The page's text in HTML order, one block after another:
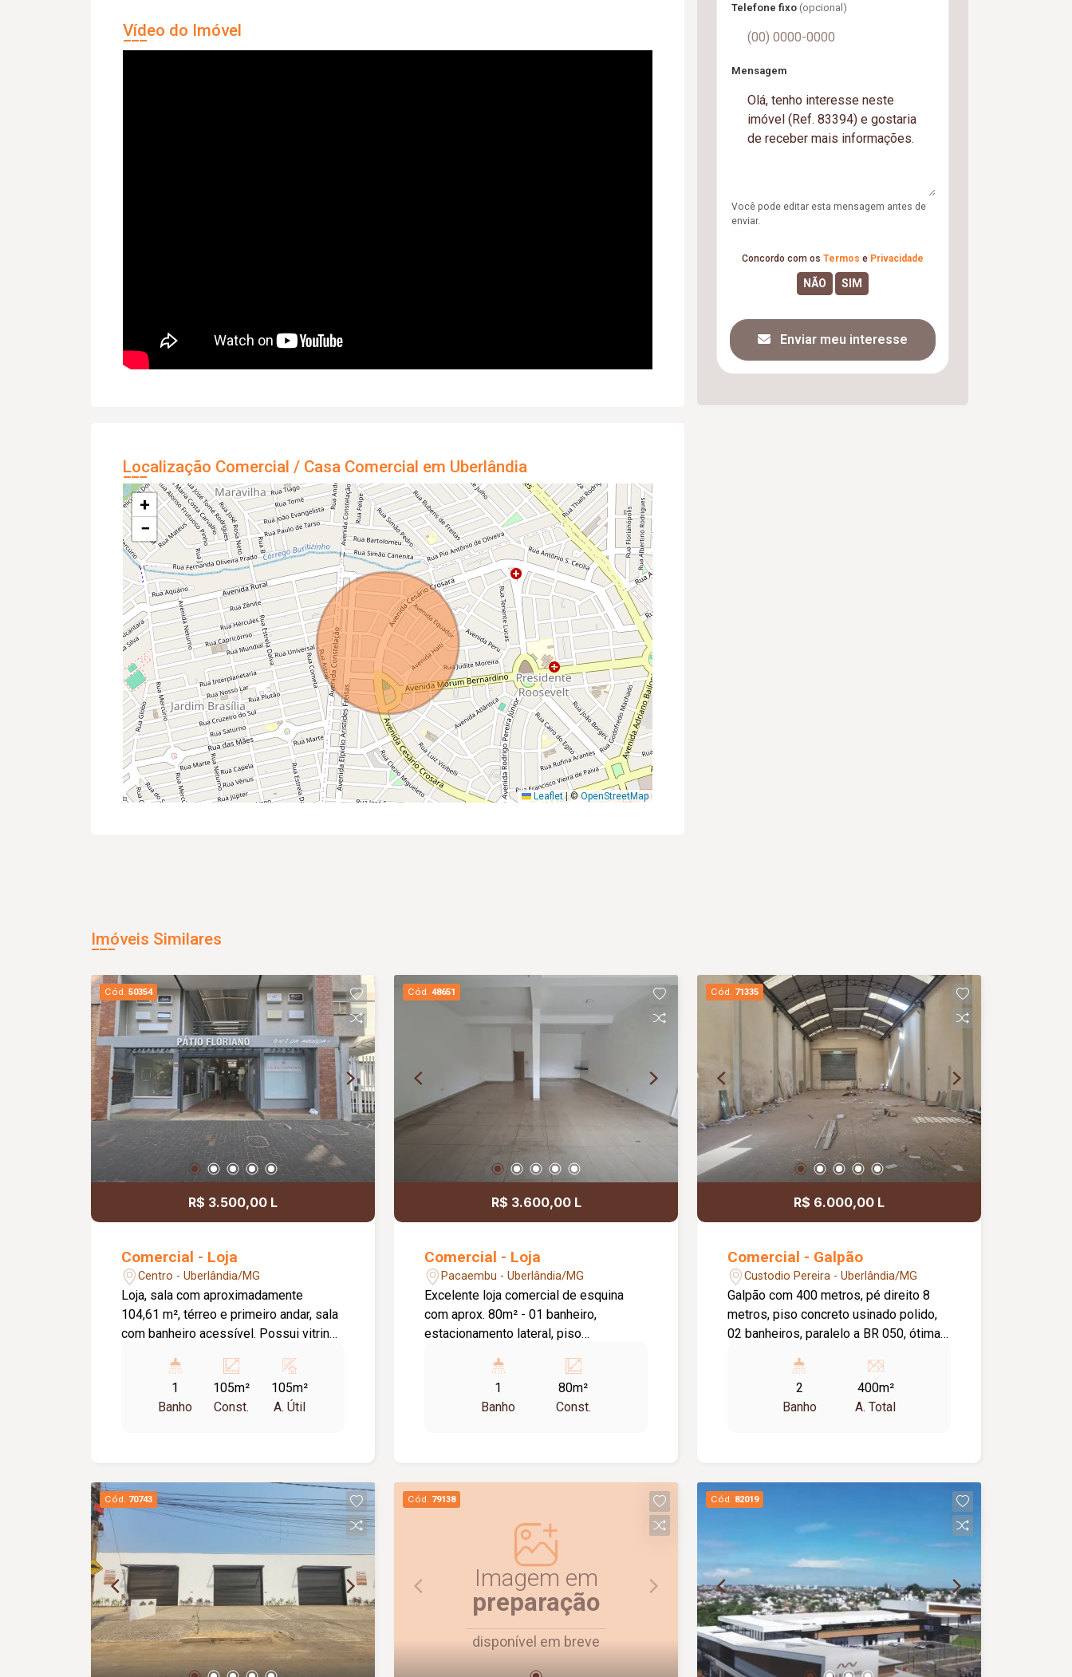
Vídeo do Imóvel
Localização Comercial / Casa Comercial em Uberlândia
+
−
Leaflet |©OpenStreetMap
Telefone fixo (opcional)
Mensagem
Você pode editar esta mensagem antes de
enviar.
Concordo com os Termos e Privacidade
Enviar meu interesse
Imóveis Similares
Cód. 50354
R$ 3.500,00 L
Comercial - Loja
Centro - Uberlândia/MG
Loja, sala com aproximadamente
104,61 m², térreo e primeiro andar, sala
com banheiro acessível. Possui vitrine
1
Banho
105m²
Const.
105m²
A. Útil
Cód. 48651
R$ 3.600,00 L
Comercial - Loja
Pacaembu - Uberlândia/MG
Excelente loja comercial de esquina
com aprox. 80m² - 01 banheiro,
estacionamento lateral, piso
1
Banho
80m²
Const.
Cód. 71335
R$ 6.000,00 L
Comercial - Galpão
Custodio Pereira - Uberlândia/MG
Galpão com 400 metros, pé direito 8
metros, piso concreto usinado polido,
02 banheiros, paralelo a BR 050, ótima
2
Banho
400m²
A. Total
Cód. 70743 Cód. 79138
Imagem em
preparação
disponível em breve
Cód. 82019